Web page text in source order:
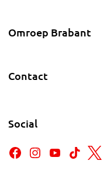
Omroep Brabant
Contact
Social